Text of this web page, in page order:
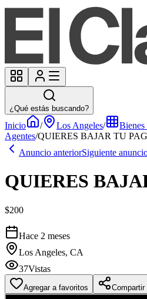
¿Qué estás buscando?
Inicio / Los Angeles/ Bienes
Agentes/QUIERES BAJAR TU
Anuncio anteriorSiguiente
QUIERES
$200
Hace 2 meses
Los Angeles, CA
37Vistas
Agregar a favoritos Compartir